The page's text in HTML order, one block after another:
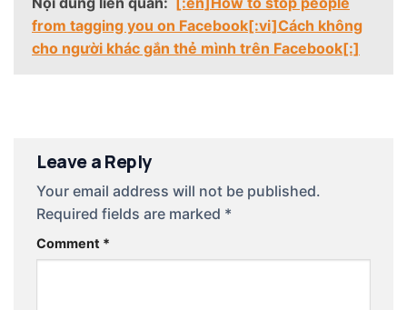
from tagging you on Facebook[:vi]Cách không
cho người khác gắn thẻ mình trên Facebook[:]
Leave a Reply
Your email address will not be published.
Required fields are marked *
Comment *